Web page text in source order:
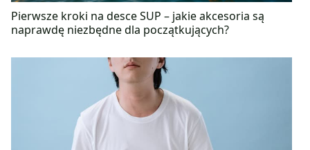
Pierwsze kroki na desce SUP – jakie akcesoria są
naprawdę niezbędne dla początkujących?